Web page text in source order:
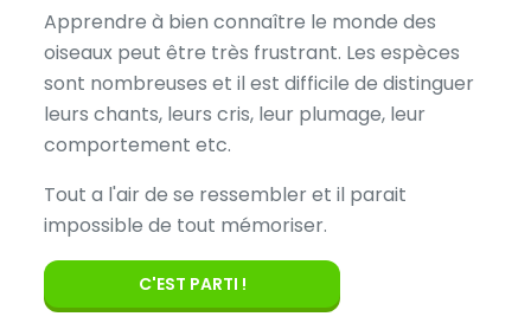
Apprendre à bien connaître le monde des
oiseaux peut être très frustrant. Les espèces
sont nombreuses et il est difficile de distinguer
leurs chants, leurs cris, leur plumage, leur
comportement etc.
Tout a l'air de se ressembler et il parait
impossible de tout mémoriser.
C'EST PARTI !